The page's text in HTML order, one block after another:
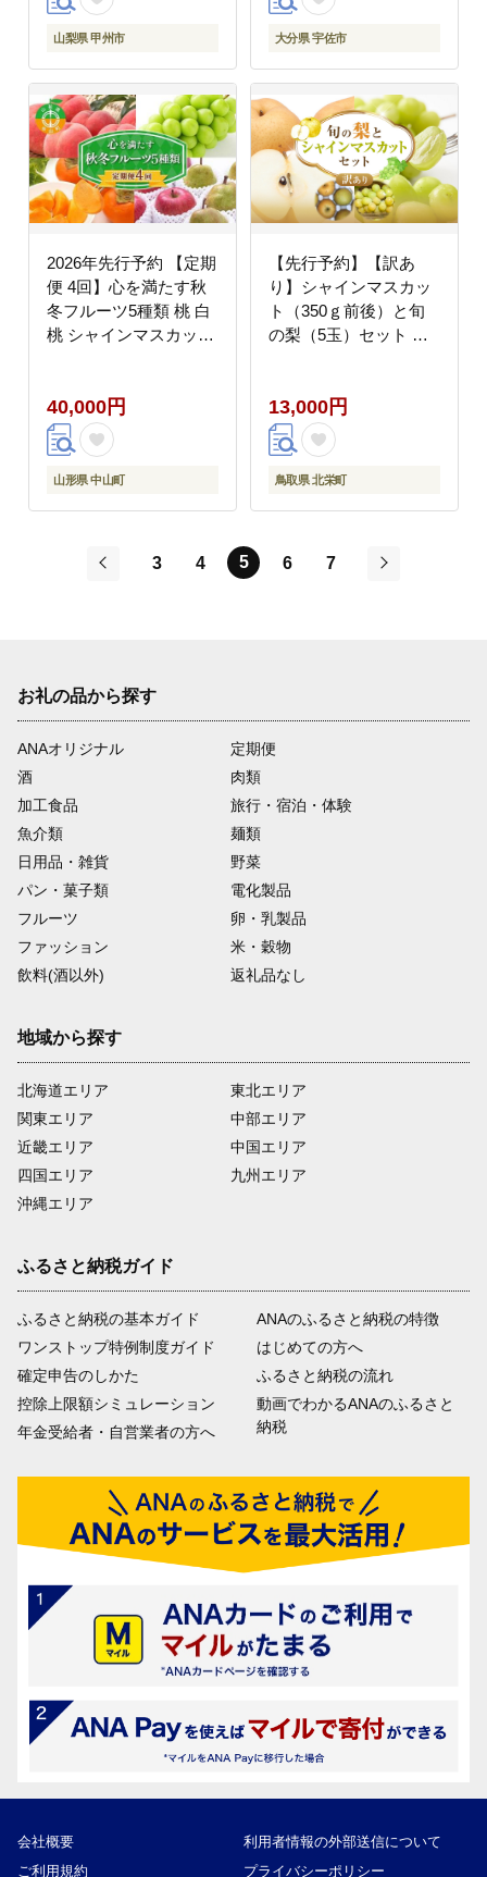
山梨県 甲州市
【大分県農業協同組
合 北部エリア】
大分県 宇佐市
2026年先行予約 【定期
便 4回】心を満たす秋
冬フルーツ5種類 桃 白
桃 シャインマスカット
形県 中山町 F4A-0443
40,000円
山形県 中山町
【先行予約】【訳あ
り】シャインマスカッ
ト（350ｇ前後）と旬
の梨（5玉）セット ※8
13,000円
鳥取県 北栄町
3 4 5 6
7
お礼の品から探す
ANAオリジナル
定期便
酒
肉類
加工食品
旅行・宿泊・体験
魚介類
麺類
日用品・雑貨
野菜
パン・菓子類
電化製品
フルーツ
卵・乳製品
ファッション
米・穀物
飲料(酒以外)
返礼品なし
地域から探す
北海道エリア
関東エリア
近畿エリア
四国エリア
沖縄エリア
東北エリア
中部エリア
中国エリア
九州エリア
ふるさと納税ガイド
ふるさと納税の基本ガイド
ワンストップ特例制度ガイド
確定申告のしかた
控除上限額シミュレーション
年金受給者・自営業者の方へ
ANAのふるさと納税の特徴
はじめての方へ
ふるさと納税の流れ
動画でわかるANAのふるさと
納税
会社概要
利用者情報の外部送信について
ご利用規約
プライバシーポリシー